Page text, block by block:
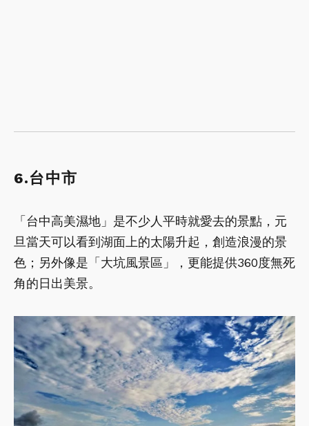
6.台中市
「台中高美濕地」是不少人平時就愛去的景點，元
旦當天可以看到湖面上的太陽升起，創造浪漫的景
色；另外像是「大坑風景區」，更能提供360度無死
角的日出美景。